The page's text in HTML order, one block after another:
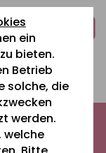
ein
bieten.
Betrieb
solche, die
werden.
welche